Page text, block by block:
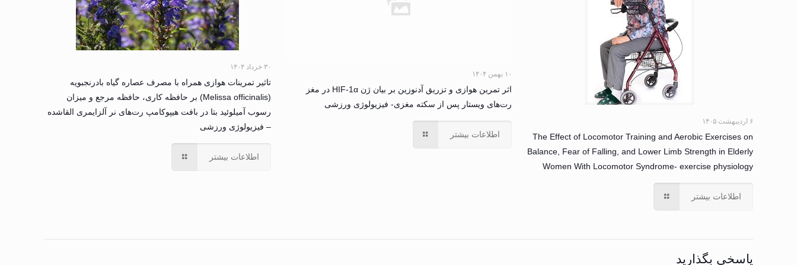
۶ اردیبهشت ۱۴۰۵
The Effect of Locomotor Training and Aerobic Exercises on
Balance, Fear of Falling, and Lower Limb Strength in Elderly
Women With Locomotor Syndrome- exercise physiology
اطلاعات بیشتر
۱۰ بهمن ۱۴۰۴
اثر تمرین هوازی و تزریق آدنوزین بر بیان ژن HIF-1α در مغز
رت‌های ویستار پس از سکته مغزی- فیزیولوژی ورزشی
اطلاعات بیشتر
۳۰ خرداد ۱۴۰۴
تاثیر تمرینات هوازی همراه با مصرف عصاره گیاه بادرنجبویه
(Melissa officinalis) بر حافظه کاری، حافظه مرجع و میزان
رسوب آمیلوئید بتا در بافت هیپوکامپ رت‌های نر آلزایمری القاشده
– فیزیولوژی ورزشی
اطلاعات بیشتر
پاسخی بگذارید